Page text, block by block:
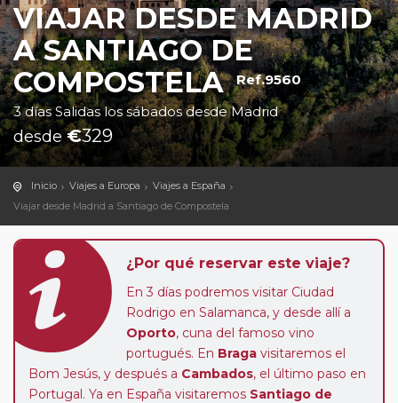
VIAJAR DESDE MADRID
A SANTIAGO DE
COMPOSTELA Ref.9560
3 días Salidas los sábados desde Madrid
desde€329
Inicio Viajes a Europa
Viajes a España
Viajar desde Madrid a Santiago de Compostela
¿Por qué reservar este viaje?
En 3 días podremos visitar Ciudad
Rodrigo en Salamanca, y desde allí a
Oporto, cuna del famoso vino
portugués. En Braga visitaremos el
Bom Jesús, y después a Cambados, el último paso en
Portugal. Ya en España visitaremos Santiago de